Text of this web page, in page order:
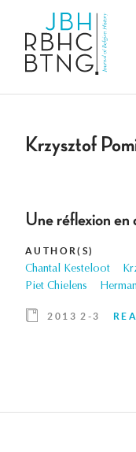
Krzysztof
Une réflexion
AUTHOR(S)
Chantal Kesteloot
Piet Chielens
2013 2-3